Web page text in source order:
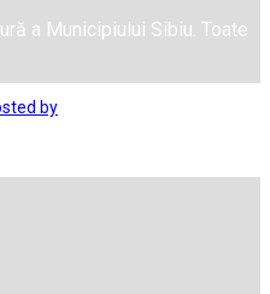
a Municipiului Sibiu. Toate
by